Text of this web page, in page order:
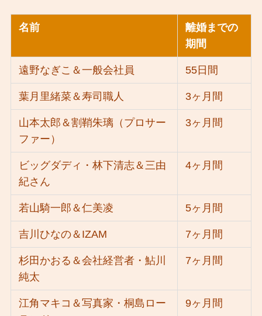
名前
離婚までの
期間
遠野なぎこ＆一般会社員 55日間
葉月里緒菜＆寿司職人 3ヶ月間
山本太郎＆割鞘朱璃（プロサー
ファー）
3ヶ月間
ビッグダディ・林下清志＆三由
紀さん
4ヶ月間
若山騎一郎＆仁美凌 5ヶ月間
吉川ひなの＆IZAM 7ヶ月間
杉田かおる＆会社経営者・鮎川
純太
7ヶ月間
江角マキコ＆写真家・桐島ロー
9ヶ月間